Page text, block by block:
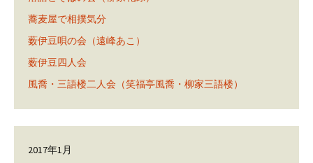
蕎麦屋で相撲気分
薮伊豆唄の会（遠峰あこ）
薮伊豆四人会
風喬・三語楼二人会（笑福亭風喬・柳家三語楼）
2017年1月